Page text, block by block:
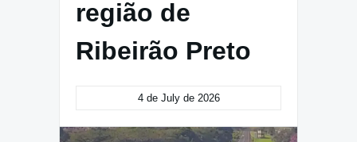
região de
Ribeirão Preto
4 de July de 2026